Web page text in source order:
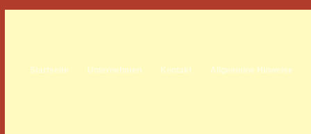
Startseite Unternehmen Kontakt Allgemeine Hinweise